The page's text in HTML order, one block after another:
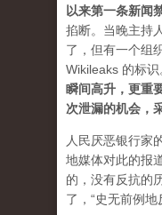
以来第一条新闻
掐断。当晚主持
了，但有一个组
Wikileaks 的标识
瞬间高升，更重
次泄漏的机会，
人民厌恶银行家
地媒体对此的报
的，没有反抗的
了，“史无前例地